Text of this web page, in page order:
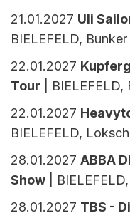
21.01.2027 Uli
BIELEFELD,
22.01.2027
Tour |
22.01.2027
BIELEFELD,
28.01.2027 ABBA
Show |
28.01.2027 TBS -